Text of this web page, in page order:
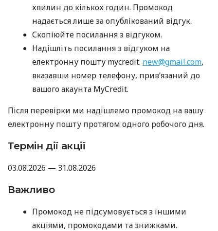
хвилин до кількох годин. Промокод
надається лише за опублікований відгук.
Скопіюйте посилання з відгуком.
Надішліть посилання з відгуком на
електронну пошту mycredit. new@gmail.com,
вказавши номер телефону, прив’язаний до
вашого акаунта MyCredit.
Після перевірки ми надішлемо промокод на вашу
електронну пошту протягом одного робочого дня.
Термін дії акції
03.08.2026 — 31.08.2026
Важливо
Промокод не підсумовується з іншими
акціями, промокодами та знижками.